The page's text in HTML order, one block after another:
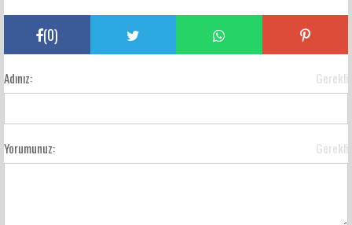
(0)
Adınız: Gerekli
Yorumunuz: Gerekli